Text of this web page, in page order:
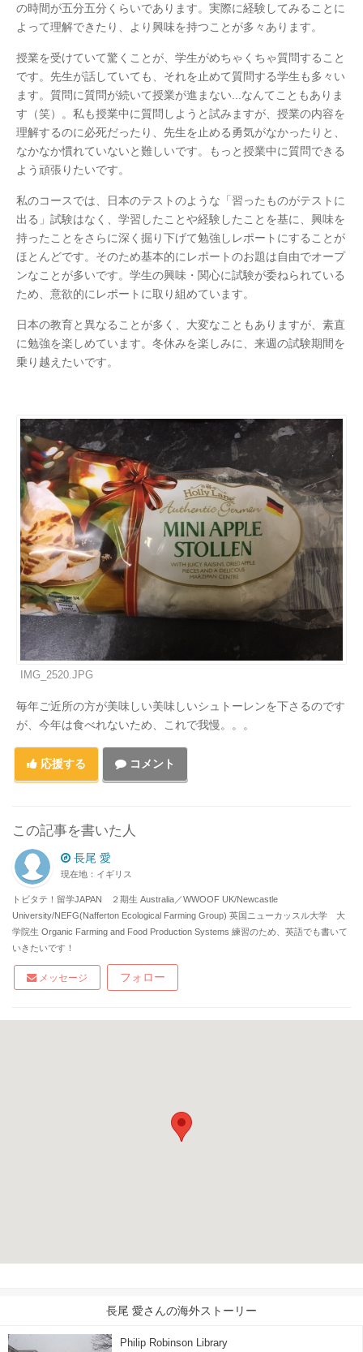
の時間が五分五分くらいであります。実際に経験してみることに
よって理解できたり、より興味を持つことが多々あります。
授業を受けていて驚くことが、学生がめちゃくちゃ質問すること
です。先生が話していても、それを止めて質問する学生も多々い
ます。質問に質問が続いて授業が進まない...なんてこともありま
す（笑）。私も授業中に質問しようと試みますが、授業の内容を
理解するのに必死だったり、先生を止める勇気がなかったりと、
なかなか慣れていないと難しいです。もっと授業中に質問できる
よう頑張りたいです。
私のコースでは、日本のテストのような「習ったものがテストに
出る」試験はなく、学習したことや経験したことを基に、興味を
持ったことをさらに深く掘り下げて勉強しレポートにすることが
ほとんどです。そのため基本的にレポートのお題は自由でオープ
ンなことが多いです。学生の興味・関心に試験が委ねられている
ため、意欲的にレポートに取り組めています。
日本の教育と異なることが多く、大変なこともありますが、素直
に勉強を楽しめています。冬休みを楽しみに、来週の試験期間を
乗り越えたいです。
IMG_2520.JPG
毎年ご近所の方が美味しい美味しいシュトーレンを下さるのです
が、今年は食べれないため、これで我慢。。。
応援する コメント
この記事を書いた人
長尾 愛
現在地：イギリス
トビタテ！留学JAPAN ２期生 Australia／WWOOF UK/Newcastle
University/NEFG(Nafferton Ecological Farming Group) 英国ニューカッスル大学 大
学院生 Organic Farming and Food Production Systems 練習のため、英語でも書いて
いきたいです！
メッセージ フォロー
長尾 愛さんの海外ストーリー
Philip Robinson Library